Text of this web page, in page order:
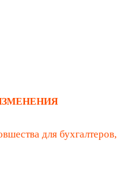
для бухгалтеров,